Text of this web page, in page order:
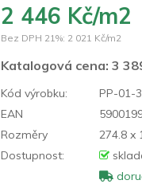
2 446 Kč/m2
Bez DPH 21%: 2 021 Kč/m2
Katalogová cena:3
Kód výrobku:
PP-01-
EAN
Rozměry
274.8 x
Dostupnost: